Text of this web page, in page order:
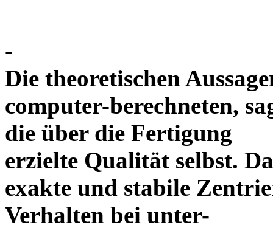
-
Die theoretischen
computer-berechneten,
die über die Fertigung
erzielte Qualität selbst.
exakte und stabile
Verhalten bei unter-